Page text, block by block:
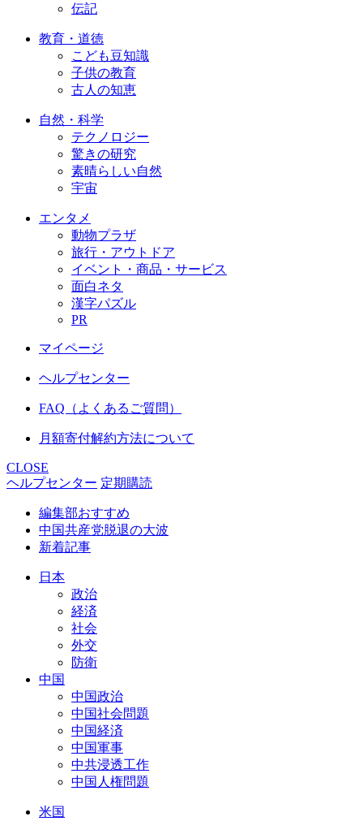
伝記
教育・道徳
こども豆知識
子供の教育
古人の知恵
自然・科学
テクノロジー
驚きの研究
素晴らしい自然
宇宙
エンタメ
動物プラザ
旅行・アウトドア
イベント・商品・サービス
面白ネタ
漢字パズル
PR
マイページ
ヘルプセンター
FAQ（よくあるご質問）
月額寄付解約方法について
CLOSE
ヘルプセンター 定期購読
編集部おすすめ
中国共産党脱退の大波
新着記事
日本
政治
経済
社会
外交
防衛
中国
中国政治
中国社会問題
中国経済
中国軍事
中共浸透工作
中国人権問題
米国